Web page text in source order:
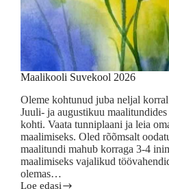
Maalikooli Suvekool 2026
Oleme kohtunud juba neljal
Juuli- ja augustikuu
kohti. Vaata tunniplaani ja leia
maalimiseks. Oled rõõmsalt
maalitundi mahub korraga 3-4
maalimiseks vajalikud
olemas…
Loe edasi